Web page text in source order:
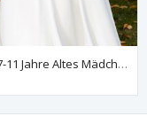
Puma 7-11 Jahre Altes Mädchenkleid 40002 Puder